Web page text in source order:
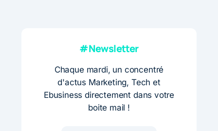
#Newsletter
Chaque mardi, un concentré
d'actus Marketing, Tech et
Ebusiness directement dans votre
boite mail !